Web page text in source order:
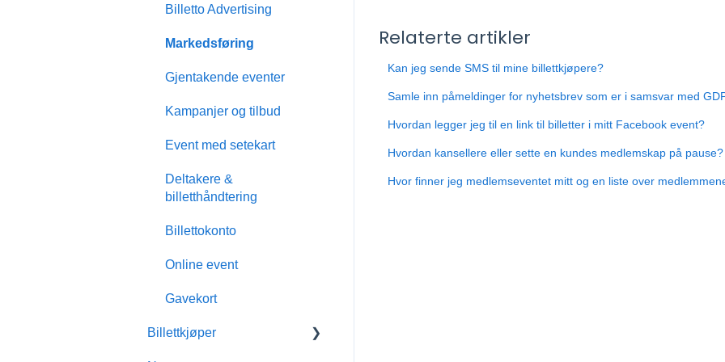
Relaterte artikler
Kan jeg sende SMS til mine billettkjøpere?
Samle inn påmeldinger for nyhetsbrev som er i samsvar med
Hvordan legger jeg til en link til billetter i mitt Facebook event?
Hvordan kansellere eller sette en kundes medlemskap på pause?
Hvor finner jeg medlemseventet mitt og en liste over
Billetto Advertising
Markedsføring
Gjentakende eventer
Kampanjer og tilbud
Event med setekart
Deltakere &
billetthåndtering
Billettokonto
Online event
Gavekort
Billettkjøper